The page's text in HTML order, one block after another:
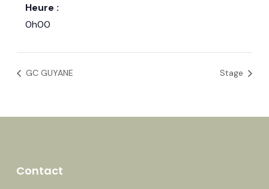
Heure :
0h00
GC GUYANE Stage
Contact